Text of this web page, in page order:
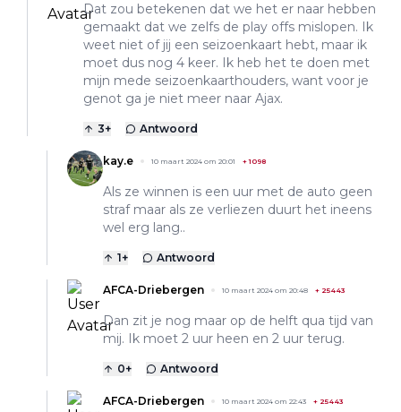
Dat zou betekenen dat we het er naar hebben
gemaakt dat we zelfs de play offs mislopen. Ik
weet niet of jij een seizoenkaart hebt, maar ik
moet dus nog 4 keer. Ik heb het te doen met
mijn mede seizoenkaarthouders, want voor je
genot ga je niet meer naar Ajax.
3+ Antwoord
kay.e 10 maart 2024 om 20:01 +1098
Als ze winnen is een uur met de auto geen
straf maar als ze verliezen duurt het ineens
wel erg lang..
1+ Antwoord
AFCA-Driebergen 10 maart 2024 om 20:48 + 25443
Dan zit je nog maar op de helft qua tijd van
mij. Ik moet 2 uur heen en 2 uur terug.
0+ Antwoord
AFCA-Driebergen 10 maart 2024 om 22:43 + 25443